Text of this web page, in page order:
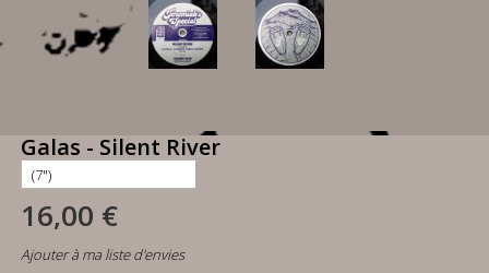
Galas - Silent River
16,00 €
Ajouter à ma liste d'envies